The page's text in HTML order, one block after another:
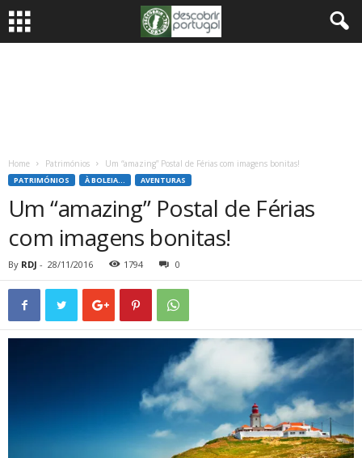
Home Patrimónios Um “amazing” Postal de Férias com imagens bonitas!
PATRIMÓNIOS À BOLEIA... AVENTURAS
Um “amazing” Postal de Férias
com imagens bonitas!
By RDJ - 28/11/2016 1794 0